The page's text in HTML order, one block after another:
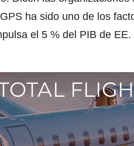
ha sido uno de los
el 5 % del PIB de